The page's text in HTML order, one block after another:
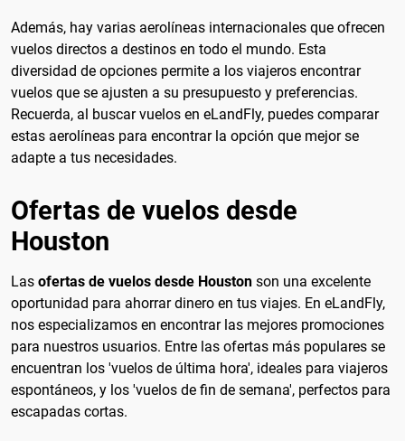
Además, hay varias aerolíneas internacionales que ofrecen
vuelos directos a destinos en todo el mundo. Esta
diversidad de opciones permite a los viajeros encontrar
vuelos que se ajusten a su presupuesto y preferencias.
Recuerda, al buscar vuelos en eLandFly, puedes comparar
estas aerolíneas para encontrar la opción que mejor se
adapte a tus necesidades.
Ofertas de vuelos desde
Houston
Las ofertas de vuelos desde Houston son una excelente
oportunidad para ahorrar dinero en tus viajes. En eLandFly,
nos especializamos en encontrar las mejores promociones
para nuestros usuarios. Entre las ofertas más populares se
encuentran los 'vuelos de última hora', ideales para viajeros
espontáneos, y los 'vuelos de fin de semana', perfectos para
escapadas cortas.